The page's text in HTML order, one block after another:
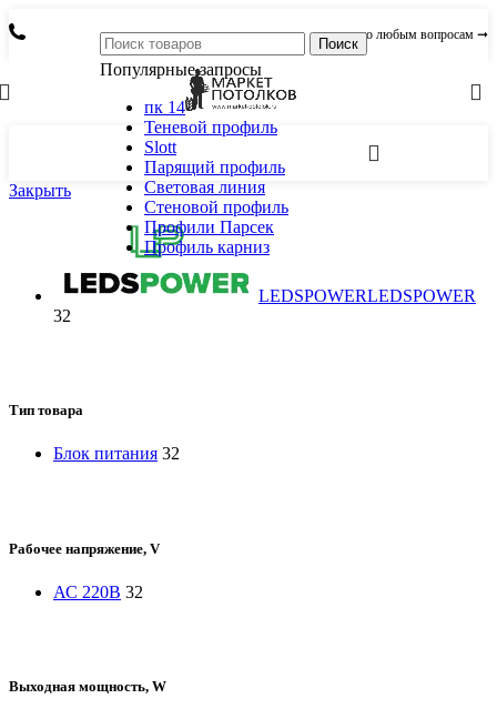
по любым вопросам ➞
Поиск
Популярные запросы
пк 14
Теневой профиль
Slott
Парящий профиль
Световая линия
Стеновой профиль
Профили Парсек
Профиль карниз
Закрыть
LEDSPOWERLEDSPOWER
32
Тип товара
Блок питания 32
Рабочее напряжение, V
АС 220В 32
Выходная мощность, W